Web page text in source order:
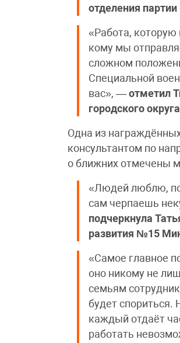
отделения
«Работа,
кому мы
сложном
Специальной
вас», —отметил
городского
Одна из
консультантом по
о ближних отмечены
«Людей люблю,
сам черпаешь
подчеркнула
развития №15
«Самое главное
оно никому не
семьям
будет спориться.
каждый отдаёт
работать